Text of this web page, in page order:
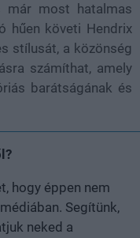
már most hatalmas
hűen követi Hendrix
stílusát, a közönség
számíthat, amely
barátságának és
hogy éppen nem
Segítünk,
neked a